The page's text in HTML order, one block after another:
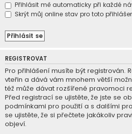
Přihlásit mě automaticky při každé
Skrýt můj online stav pro toto
REGISTROVAT
Pro přihlášení musíte být registrován.
vteřin a dává vám mnohem větší
též může dávat rozšířené pravomoci
Před registrací se ujistěte, že jste se
podmínkami pro použití a s dalšími
se ujistěte, že si přečtete jakákoliv
objeví.